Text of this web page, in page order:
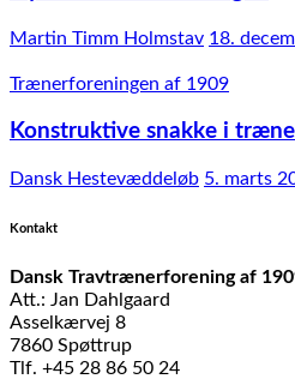
Martin Timm Holmstav 18.
Trænerforeningen af 1909
Konstruktive snakke i
Dansk Hestevæddeløb 5. marts
Kontakt
Dansk Travtrænerforening af
Att.: Jan Dahlgaard
Asselkærvej 8
7860 Spøttrup
Tlf. +45 28 86 50 24